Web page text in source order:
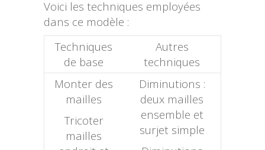
Voici les techniques employées
dans ce modèle :
Techniques
de base
Autres
techniques
Monter des
mailles
Tricoter
mailles
Diminutions :
deux mailles
ensemble et
surjet simple